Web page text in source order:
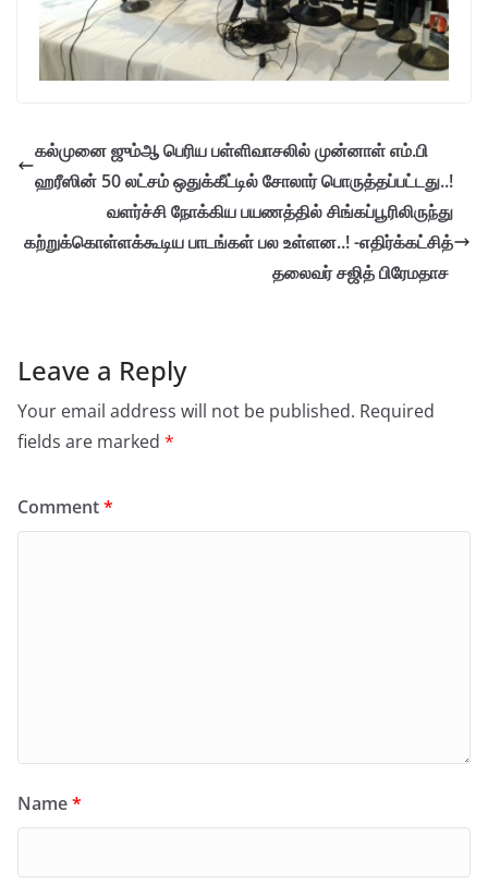
கல்முனை ஜும்ஆ பெரிய பள்ளிவாசலில் முன்னாள் எம்.பி
ஹரீஸின் 50 லட்சம் ஒதுக்கீட்டில் சோலார் பொருத்தப்பட்டது..!
வளர்ச்சி நோக்கிய பயணத்தில் சிங்கப்பூரிலிருந்து
கற்றுக்கொள்ளக்கூடிய பாடங்கள் பல உள்ளன..! -எதிர்க்கட்சித்
தலைவர் சஜித் பிரேமதாச
Leave a Reply
Your email address will not be published. Required
fields are marked *
Comment*
Name*